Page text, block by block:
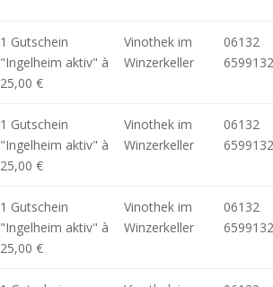
1 Gutschein
"Ingelheim aktiv" à
25,00 €
Vinothek im
Winzerkeller
06132
1 Gutschein
"Ingelheim aktiv" à
25,00 €
Vinothek im
Winzerkeller
06132
1 Gutschein
"Ingelheim aktiv" à
25,00 €
Vinothek im
Winzerkeller
06132